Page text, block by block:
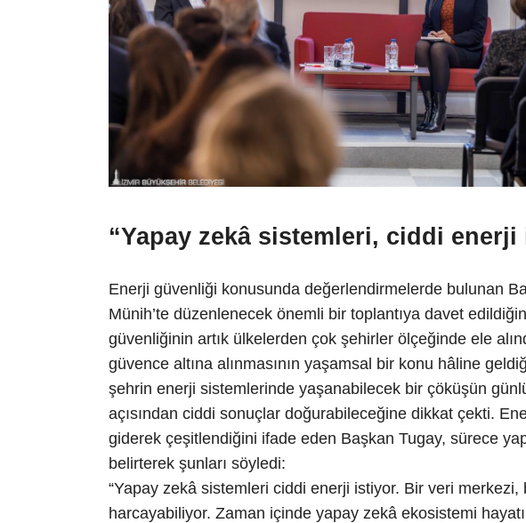
“Yapay zekâ sistemleri, ciddi enerji
Enerji güvenliği konusunda değerlendirmelerde bulunan
Münih’te düzenlenecek önemli bir toplantıya davet
güvenliğinin artık ülkelerden çok şehirler ölçeğinde ele
güvence altına alınmasının yaşamsal bir konu hâline
şehrin enerji sistemlerinde yaşanabilecek bir çöküşün
açısından ciddi sonuçlar doğurabileceğine dikkat çekti.
giderek çeşitlendiğini ifade eden Başkan Tugay, sürece
belirterek şunları söyledi:
“Yapay zekâ sistemleri ciddi enerji istiyor. Bir veri
harcayabiliyor. Zaman içinde yapay zekâ ekosistemi